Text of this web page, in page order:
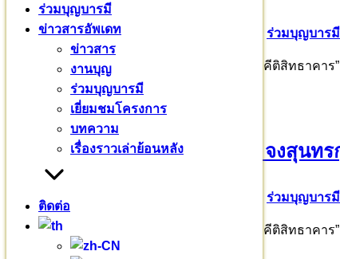
ร่วมบุญบารมี
ข่าวสารอัพเดท
ข่าวสาร
งานบุญ
ร่วมบุญบารมี
เยี่ยมชมโครงการ
บทความ
เรื่องราวเล่าย้อนหลัง
ติดต่อ
11 กุมภาพันธ์ 2569 ร่วมบุญบารมี
เริ่มโครงการสร้าง อาคารหอประชุม “เตปิฏกสังคีติสิทธาคา
ขออนุโมทนาบุญ คุณวิภาวรรณ จงสุนทร
11 กุมภาพันธ์ 2569 ร่วมบุญบารมี
เริ่มโครงการสร้าง อาคารหอประชุม “เตปิฏกสังคีติสิทธาคา